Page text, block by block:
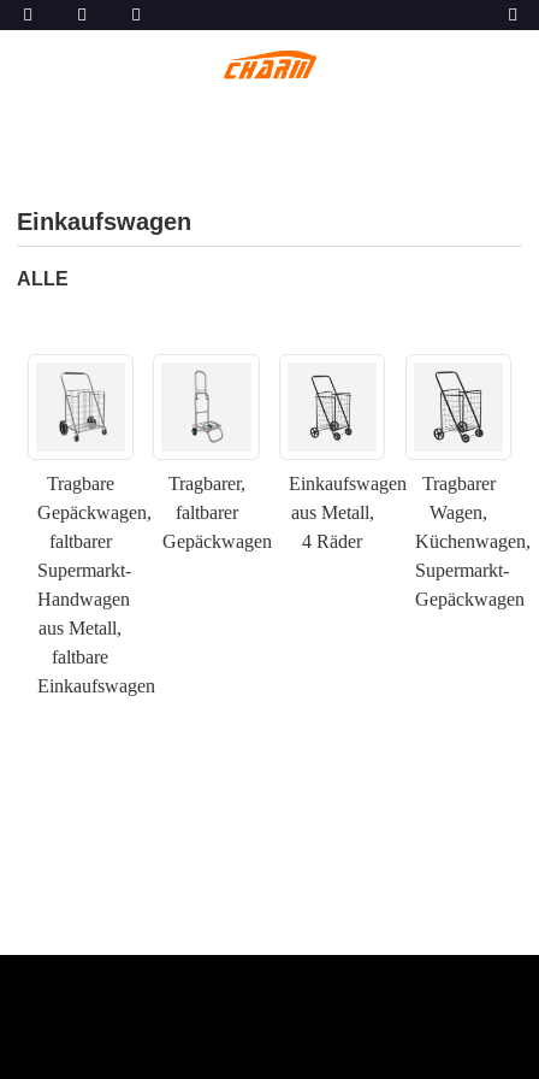
Einkaufswagen
ALLE
Tragbare
Gepäckwagen,
faltbarer
Supermarkt-
Handwagen
aus Metall,
faltbare
Einkaufswagen
Tragbarer,
faltbarer
Gepäckwagen
Einkaufswagen
aus Metall,
4 Räder
Tragbarer
Wagen,
Küchenwagen,
Supermarkt-
Gepäckwagen